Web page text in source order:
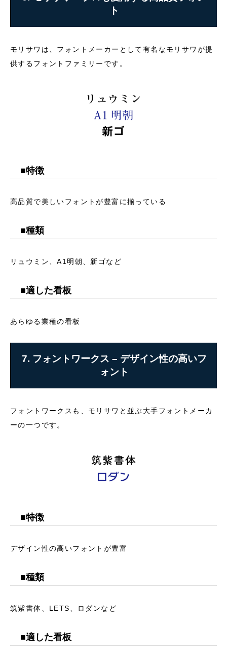
ト
モリサワは、フォントメーカーとして有名なモリサワが提
供するフォントファミリーです。
■特徴
高品質で美しいフォントが豊富に揃っている
■種類
リュウミン、A1明朝、新ゴなど
■適した看板
あらゆる業種の看板
7. フォントワークス – デザイン性の高いフ
ォント
フォントワークスも、モリサワと並ぶ大手フォントメーカ
ーの一つです。
■特徴
デザイン性の高いフォントが豊富
■種類
筑紫書体、LETS、ロダンなど
■適した看板